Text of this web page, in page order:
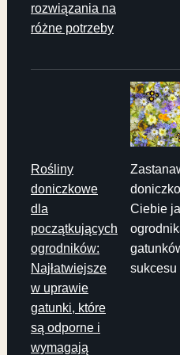
rozwiązania na
różne potrzeby
Rośliny
doniczkowe
dla
początkujących
ogrodników:
Najłatwiejsze
w uprawie
gatunki, które
są odporne i
wymagają
Ciebie